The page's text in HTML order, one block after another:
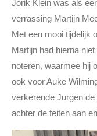
Jorik Klein was als
verrassing Martijn
Met een mooi tijdelijk
Martijn had hierna
noteren, waarmee hij
ook voor Auke
verkerende Jurgen
achter de feiten aan